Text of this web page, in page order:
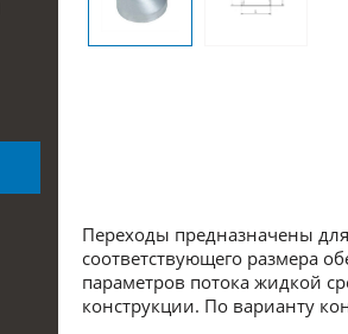
Переходы предназначены
соответствующего размера
параметров потока жидкой
конструкции. По варианту